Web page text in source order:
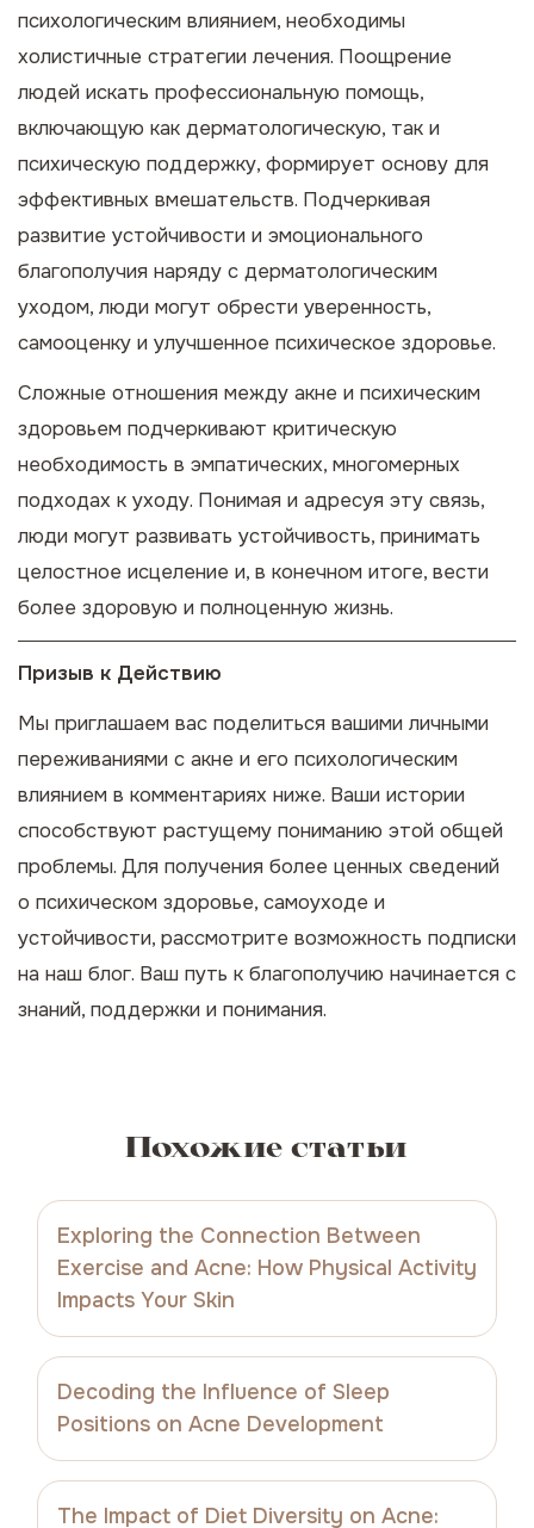
психологическим влиянием, необходимы
холистичные стратегии лечения. Поощрение
людей искать профессиональную помощь,
включающую как дерматологическую, так и
психическую поддержку, формирует основу для
эффективных вмешательств. Подчеркивая
развитие устойчивости и эмоционального
благополучия наряду с дерматологическим
уходом, люди могут обрести уверенность,
самооценку и улучшенное психическое здоровье.
Сложные отношения между акне и психическим
здоровьем подчеркивают критическую
необходимость в эмпатических, многомерных
подходах к уходу. Понимая и адресуя эту связь,
люди могут развивать устойчивость, принимать
целостное исцеление и, в конечном итоге, вести
более здоровую и полноценную жизнь.
Призыв к Действию
Мы приглашаем вас поделиться вашими личными
переживаниями с акне и его психологическим
влиянием в комментариях ниже. Ваши истории
способствуют растущему пониманию этой общей
проблемы. Для получения более ценных сведений
о психическом здоровье, самоуходе и
устойчивости, рассмотрите возможность подписки
на наш блог. Ваш путь к благополучию начинается с
знаний, поддержки и понимания.
Похожие статьи
Exploring the Connection Between
Exercise and Acne: How Physical Activity
Impacts Your Skin
Decoding the Influence of Sleep
Positions on Acne Development
The Impact of Diet Diversity on Acne: